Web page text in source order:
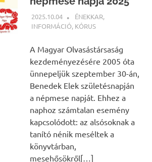
2025.10.04 BÁRTFAI JUDIT
ÉNEKKAR,
INFORMÁCIÓ, KÓRUS
A Magyar Olvasástársaság
kezdeményezésére 2005 óta
ünnepeljük szeptember 30-án,
Benedek Elek születésnapján
a népmese napját. Ehhez a
naphoz számtalan esemény
kapcsolódott: az alsósoknak a
tanító nénik meséltek a
könyvtárban,
mesehősökről[…]